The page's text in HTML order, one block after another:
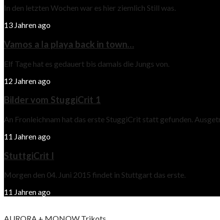
In den letzten Wochen war es hier ziemlich Still was.
13 Jahren ago
Vamos a la playa back in town…
Elf Tage hat es gedauert bis damals die Jungs von.
12 Jahren ago
Bilder vom StuggiCrit 1
An Fronleichnam hat das erste StuggiCrit statt gefunden.
11 Jahren ago
StuttgiCrit I
Morgen den 04. Juni 2015 findet in Stuttgart das erste.
11 Jahren ago